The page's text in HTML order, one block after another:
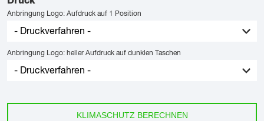
Anbringung Logo: Aufdruck auf 1 Position
Anbringung Logo: heller Aufdruck auf dunklen Taschen
KLIMASCHUTZ BERECHNEN